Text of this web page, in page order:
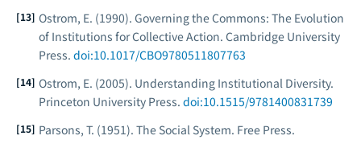
Ostrom, E. (1990). Governing the Commons: The Evolution
of Institutions for Collective Action. Cambridge University
Press. doi:10.1017/CBO9780511807763
Ostrom, E. (2005). Understanding Institutional Diversity.
Princeton University Press. doi:10.1515/9781400831739
Parsons, T. (1951). The Social System. Free Press.